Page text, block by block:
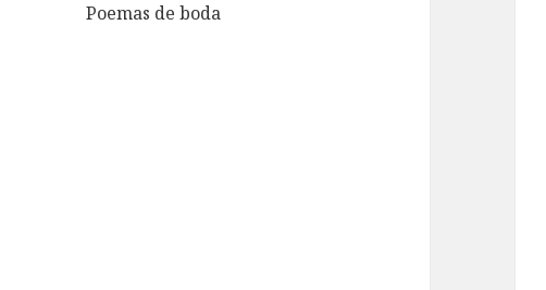
Poemas de boda